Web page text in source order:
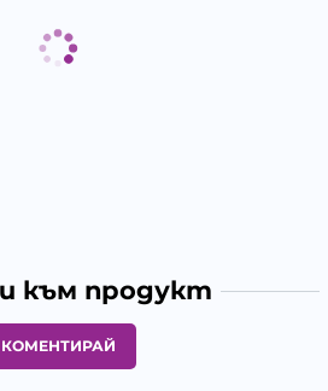
към продукт
КОМЕНТИРАЙ